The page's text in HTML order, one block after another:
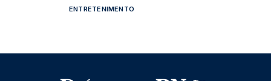
ENTRETENIMENTO